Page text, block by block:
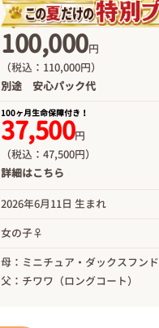
100,000円
（税込：110,000円）
別途 安心パック代
100ヶ月生命保障付き！
37,500円
（税込：47,500円）
詳細はこちら
2026年6月11日 生まれ
女の子♀
母：ミニチュア・ダックスフンド
父：チワワ（ロングコート）